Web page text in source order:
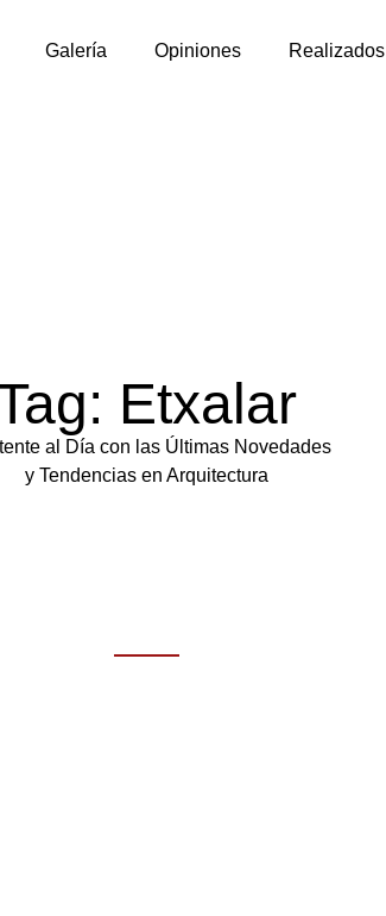
Galería Opiniones Realizados
Etxalar
al Día con las Últimas Novedades
y Tendencias en Arquitectura